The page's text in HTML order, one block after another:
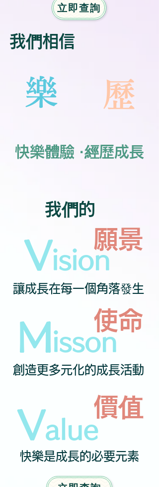
立即查詢
歷
樂
​我們相信
快樂體驗 ·經歷成長
​我們的
​​Vision
​願景
​讓成長在每一個角落發生
M isson
使命
創造更多元化的成長活動
Value
價值
快樂是成長的必要元素